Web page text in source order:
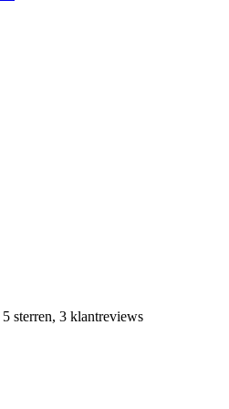
sterren, 3 klantreviews